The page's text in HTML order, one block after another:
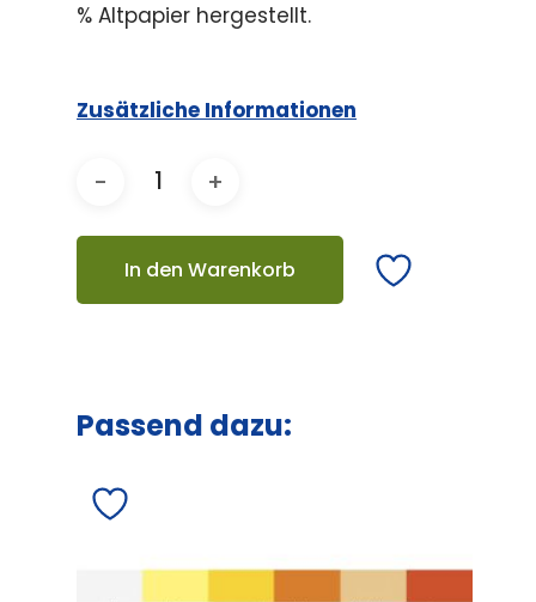
% Altpapier hergestellt.
Zusätzliche Informationen
In den Warenkorb
Passend dazu: